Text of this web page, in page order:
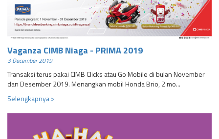
Vaganza CIMB Niaga - PRIMA 2019
3 December 2019
Transaksi terus pakai CIMB Clicks atau Go Mobile di bulan November
dan Desember 2019. Menangkan mobil Honda Brio, 2 mo...
Selengkapnya >